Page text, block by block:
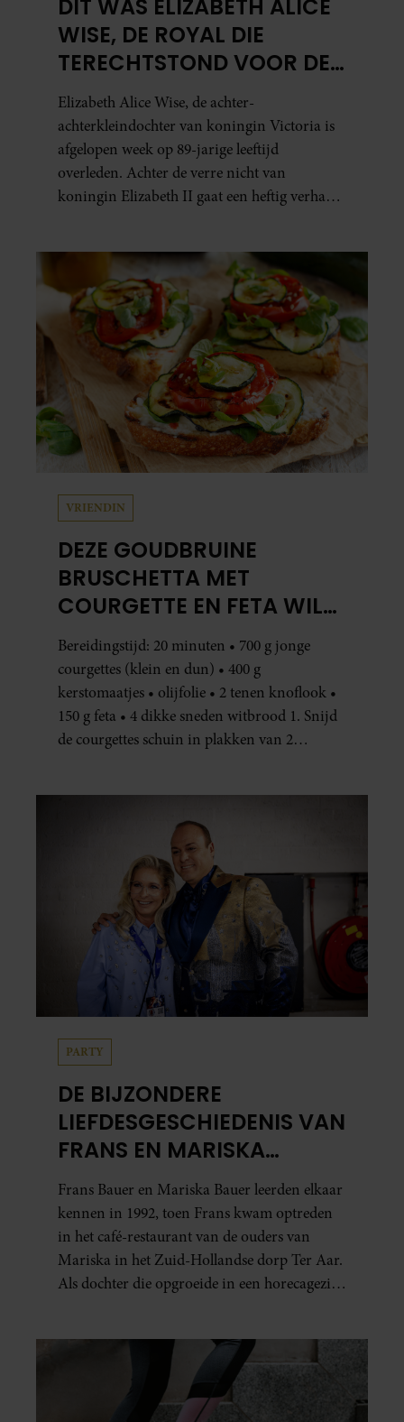
DIT WAS ELIZABETH ALICE
WISE, DE ROYAL DIE
TERECHTSTOND VOOR DE
DOOD VAN HAAR BABY
Elizabeth Alice Wise, de achter-
achterkleindochter van koningin Victoria is
afgelopen week op 89-jarige leeftijd
overleden. Achter de verre nicht van
koningin Elizabeth II gaat een heftig verhaal
VRIENDIN
DEZE GOUDBRUINE
BRUSCHETTA MET
COURGETTE EN FETA WIL
JE METEEN MAKEN
Bereidingstijd: 20 minuten • 700 g jonge
courgettes (klein en dun) • 400 g
kerstomaatjes • olijfolie • 2 tenen knoflook •
150 g feta • 4 dikke sneden witbrood 1. Snijd
de courgettes schuin in plakken van 2
PARTY
DE BIJZONDERE
LIEFDESGESCHIEDENIS VAN
FRANS EN MARISKA
BAUER: OOK IN BED
ELKAARS EERSTE
Frans Bauer en Mariska Bauer leerden elkaar
kennen in 1992, toen Frans kwam optreden
in het café-restaurant van de ouders van
Mariska in het Zuid-Hollandse dorp Ter Aar.
Als dochter die opgroeide in een horecagezin